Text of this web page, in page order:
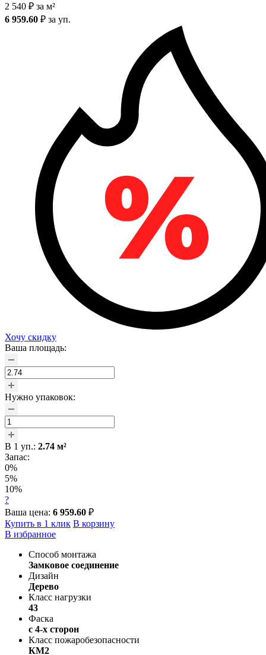
2 540 ₽ за м²
6 959.60 ₽ за уп.
Хочу скидку
Ваша площадь:
Нужно упаковок:
В 1 уп.: 2.74 м²
Запас:
0%
5%
10%
?
Ваша цена: 6 959.60 ₽
Купить в 1 клик В корзину
В избранное
Способ монтажа
Замковое соединение
Дизайн
Дерево
Класс нагрузки
43
Фаска
с 4-х сторон
Класс пожаробезопасности
КМ2